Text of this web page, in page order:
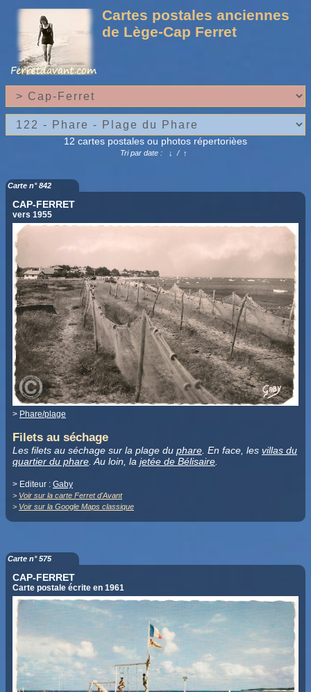
Cartes postales anciennes
de Lège-Cap Ferret
12 cartes postales ou photos répertorièes
Tri par date : ↓ /↑
Carte n° 842
CAP-FERRET
vers 1955
> Phare/plage
Filets au séchage
Les filets au séchage sur la plage du phare . En face, les villas du
quartier du phare . Au loin, la jetée de Bélisaire
> Editeur : Gaby
> Voir sur la carte Ferret d'Avant
> Voir sur la Google Maps classique
Carte n° 575
CAP-FERRET
Carte postale écrite en 1961